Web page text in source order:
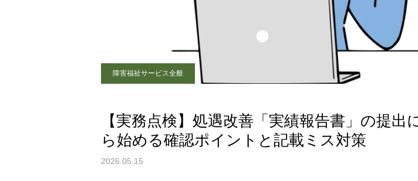
障害福祉サービス全般
【実務点検】処遇改善「実績報告書」の提出
ら始める確認ポイントと記載ミス対策
2026.05.15